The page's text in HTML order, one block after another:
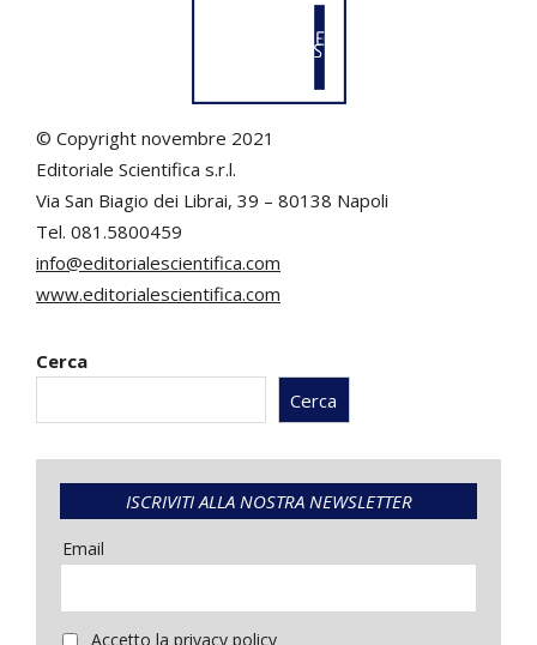
© Copyright novembre 2021
Editoriale Scientifica s.r.l.
Via San Biagio dei Librai, 39 – 80138 Napoli
Tel. 081.5800459
info@editorialescientifica.com
www.editorialescientifica.com
Cerca
Cerca
ISCRIVITI ALLA NOSTRA NEWSLETTER
Email
Accetto la privacy policy